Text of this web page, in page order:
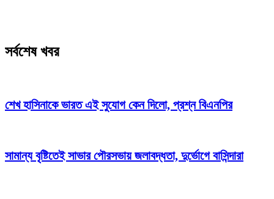
সর্বশেষ খবর
শেখ হাসিনাকে ভারত এই সুযোগ কেন দিলো, প্রশ্ন বিএনপির
সামান্য বৃষ্টিতেই সাভার পৌরসভায় জলাবদ্ধতা, দুর্ভোগে বাসিন্দারা